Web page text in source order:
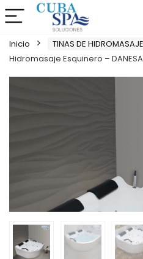
Inicio TINAS DE HIDROMASAJE
Hidromasaje Esquinero –